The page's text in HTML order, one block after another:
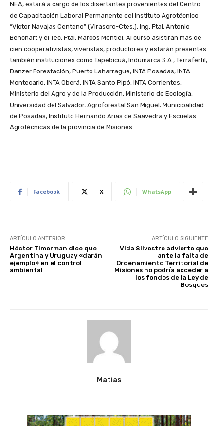
NEA, estará a cargo de los disertantes provenientes del Centro
de Capacitación Laboral Permanente del Instituto Agrotécnico
“Victor Navajas Centeno” (Virasoro-Ctes.), Ing. Ftal. Antonio
Benchart y el Téc. Ftal. Marcos Montiel. Al curso asistirán más de
cien cooperativistas, viveristas, productores y estarán presentes
también instituciones como Tapebicuá, Indumarca S.A., Terrafertil,
Danzer Forestación, Puerto Laharrague, INTA Posadas, INTA
Montecarlo, INTA Oberá, INTA Santo Pipó, INTA Corrientes,
Ministerio del Agro y de la Producción, Ministerio de Ecología,
Universidad del Salvador, Agroforestal San Miguel, Municipalidad
de Posadas, Instituto Hernando Arias de Saavedra y Escuelas
Agrotécnicas de la provincia de Misiones.
Facebook X WhatsApp
ARTÍCULO ANTERIOR
Héctor Timerman dice que
Argentina y Uruguay «darán
ejemplo» en el control
ambiental
ARTÍCULO SIGUIENTE
Vida Silvestre advierte que
ante la falta de
Ordenamiento Territorial de
Misiones no podría acceder a
los fondos de la Ley de
Bosques
Matias